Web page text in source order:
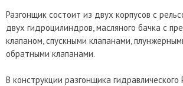
Разгонщик состоит из двух корпусов с
двух гидроцилиндров, масляного бачка с
клапаном, спускными клапанами,
обратными клапанами.
В конструкции разгонщика